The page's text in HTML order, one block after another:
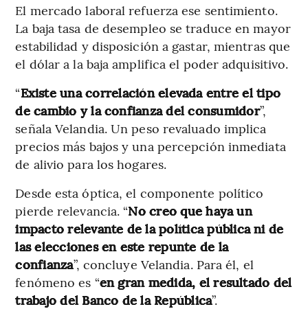
El mercado laboral refuerza ese sentimiento.
La baja tasa de desempleo se traduce en mayor
estabilidad y disposición a gastar, mientras que
el dólar a la baja amplifica el poder adquisitivo.
“Existe una correlación elevada entre el tipo
de cambio y la confianza del consumidor”,
señala Velandia. Un peso revaluado implica
precios más bajos y una percepción inmediata
de alivio para los hogares.
Desde esta óptica, el componente político
pierde relevancia. “No creo que haya un
impacto relevante de la política pública ni de
las elecciones en este repunte de la
confianza”, concluye Velandia. Para él, el
fenómeno es “en gran medida, el resultado del
trabajo del Banco de la República”.